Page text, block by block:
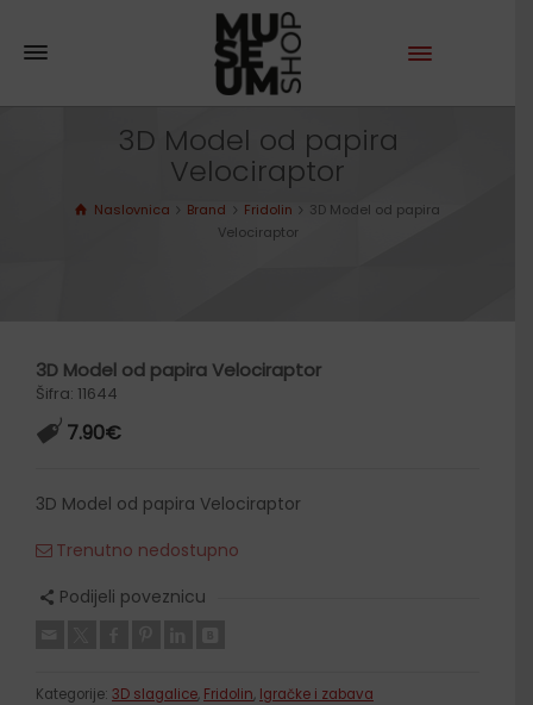
3D Model od papira
Velociraptor
Naslovnica Brand Fridolin
3D Model od papira
Velociraptor
3D Model od papira Velociraptor
Šifra: 11644
7.90€
3D Model od papira Velociraptor
Trenutno nedostupno
Podijeli poveznicu
Kategorije: 3D slagalice, Fridolin, Igračke i zabava